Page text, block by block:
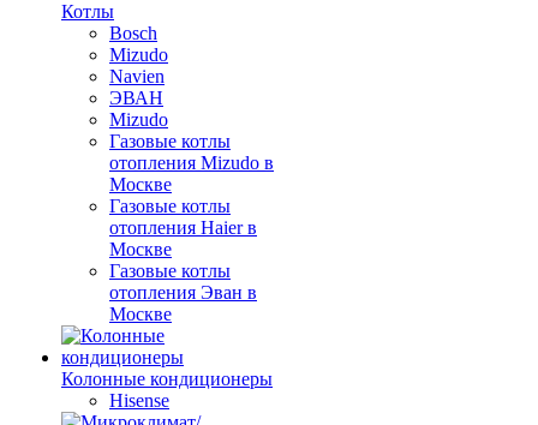
Котлы
Bosch
Mizudo
Navien
ЭВАН
Mizudo
Газовые котлы
отопления Mizudo в
Москве
Газовые котлы
отопления Haier в
Москве
Газовые котлы
отопления Эван в
Москве
Колонные кондиционеры
Hisense